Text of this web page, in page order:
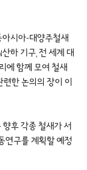
아시아-대양주철새
하 기구, 전 세계 대
에 함께 모여 철새
한 논의의 장이 이
후 각종 철새가 서
연구를 계획할 예정